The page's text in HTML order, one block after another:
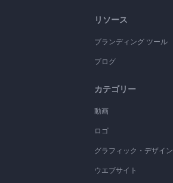
リソース
ブランディング ツール
ブログ
カテゴリー
動画
ロゴ
グラフィック・デザイン
ウエブサイト